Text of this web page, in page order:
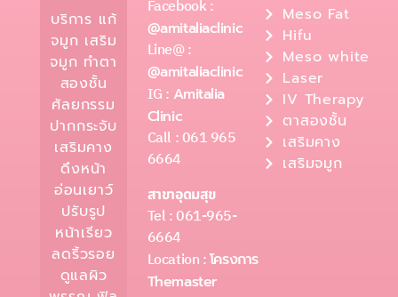
บริการ แก้
จมูก เสริม
จมูก ทำตา
สองชั้น
ศัลยกรรม
ปากกระจับ
เสริมคาง
ดึงหน้า
อ่อนเยาว์
ปรับรูป
หน้าเรียว
ลดริ้วรอย
ดูแลผิว
Facebook :
@amitaliaclinic
Line@ :
@amitaliaclinic
IG : Amitalia
Clinic
Call : 061 965
6664
สาขาอุดมสุข
Tel : 061-965-
6664
Location :โครงการ
Themaster
Meso Fat
Hifu
Meso white
Laser
IV Therapy
ตาสองชั้น
เสริมคาง
เสริมจมูก